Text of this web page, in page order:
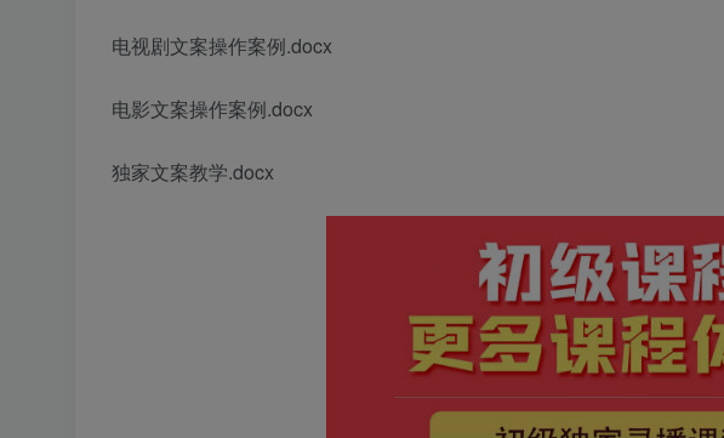
电视剧文案操作案例.docx
电影文案操作案例.docx
独家文案教学.docx